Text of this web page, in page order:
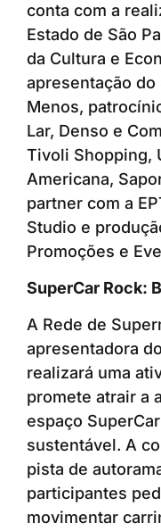
conta com a
Estado de São
da Cultura e
apresentação do
Menos,
Lar, Denso e
Tivoli Shopping,
Americana,
partner com a
Studio e
Promoções e
SuperCar Rock:
A Rede de
apresentadora
realizará uma
promete atrair a
espaço
sustentável. A
pista de
participantes
movimentar